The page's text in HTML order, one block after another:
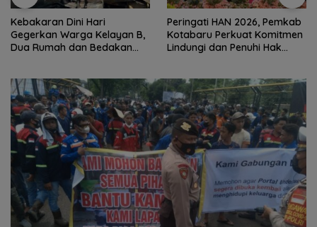
Kebakaran Dini Hari
Gegerkan Warga Kelayan B,
Dua Rumah dan Bedakan
Peringati HAN 2026, Pemkab
Kotabaru Perkuat Komitmen
Lindungi dan Penuhi Hak